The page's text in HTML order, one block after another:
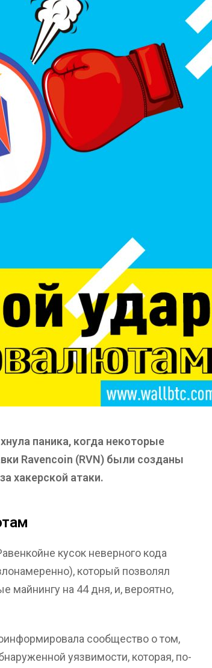
паника, когда некоторые
Ravencoin (RVN) были созданы
хакерской атаки.
кусок неверного кода
который позволял
майнингу на 44 дня, и, вероятно,
сообщество о том,
уязвимости, которая, по-